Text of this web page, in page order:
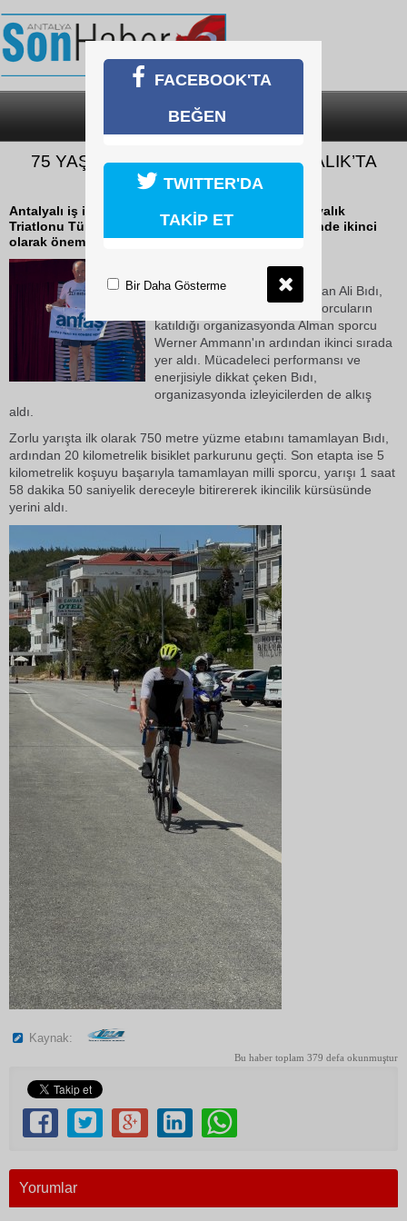
SON DAKİKA
75 YAŞINDAKİ "DEMİR ADAM" AYVALIK’TA
İKİNCİ OLDU
Antalyalı iş insanı ve milli sporcu Ali Bıdı, 2026 Ayvalık
Triatlonu Türkiye Kupası'nda 75-79 yaş kategorisinde ikinci
olarak önemli bir başarıya imza attı.
18 Mayıs 2026 Pazartesi 14:23
"Demir Adam" lakabıyla tanınan Ali Bıdı,
Türkiye'nin farklı illerinden sporcuların
katıldığı organizasyonda Alman sporcu
Werner Ammann'ın ardından ikinci sırada
yer aldı. Mücadeleci performansı ve
enerjisiyle dikkat çeken Bıdı,
organizasyonda izleyicilerden de alkış
aldı.
Zorlu yarışta ilk olarak 750 metre yüzme etabını tamamlayan Bıdı,
ardından 20 kilometrelik bisiklet parkurunu geçti. Son etapta ise 5
kilometrelik koşuyu başarıyla tamamlayan milli sporcu, yarışı 1 saat
58 dakika 50 saniyelik dereceyle bitirererek ikincilik kürsüsünde
yerini aldı.
Kaynak:
Bu haber toplam 379 defa okunmuştur
Yorumlar
FACEBOOK'TA
BEĞEN
TWITTER'DA
TAKİP ET
Bir Daha Gösterme